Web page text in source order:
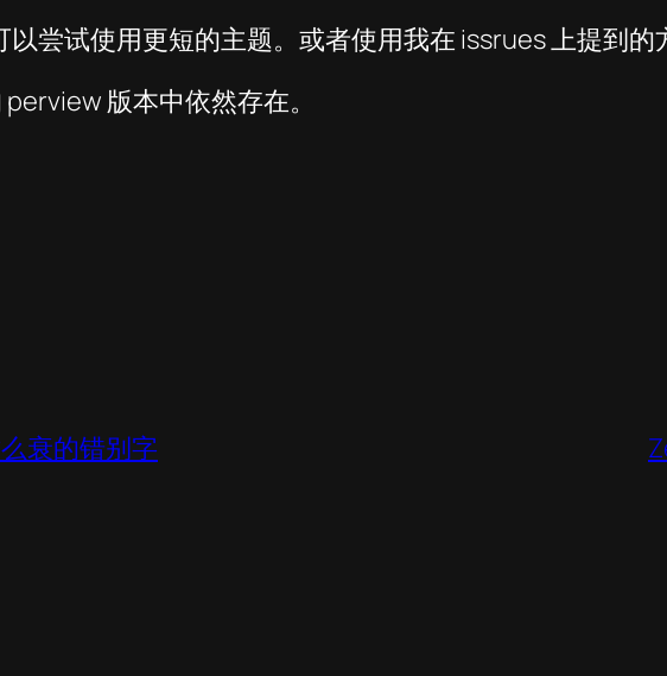
尝试使用更短的主题。或者使用我在 issrues 上提到的
版本中依然存在。
衰的错别字